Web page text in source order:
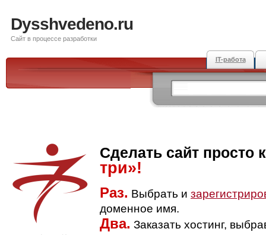
Dysshvedeno.ru
Сайт в процессе разработки
IT-работа
Сделать сайт просто
три»!
Раз. Выбрать и
доменное имя.
Два. Заказать хостинг,